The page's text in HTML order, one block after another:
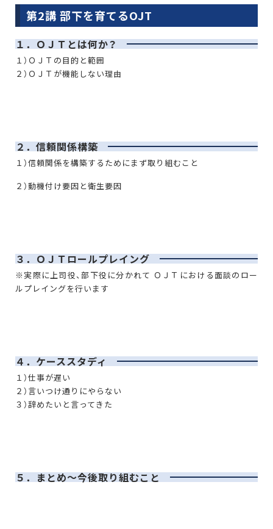
第2講 部下を育てるOJT
１．ＯＪＴとは何か？
１）ＯＪＴの目的と範囲
２）ＯＪＴが機能しない理由
２．信頼関係構築
１）信頼関係を構築するためにまず取り組むこと
２）動機付け要因と衛生要因
３．ＯＪＴロールプレイング
※実際に上司役、部下役に分かれて ＯＪＴにおける面談のロー
ルプレイングを行います
４．ケーススタディ
１）仕事が遅い
２）言いつけ通りにやらない
３）辞めたいと言ってきた
５．まとめ～今後取り組むこと